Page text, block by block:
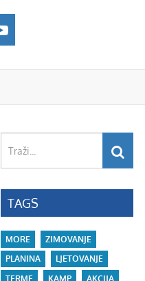
TAGS
MORE
ZIMOVANJE
PLANINA
LJETOVANJE
TERME
KAMP AKCIJA